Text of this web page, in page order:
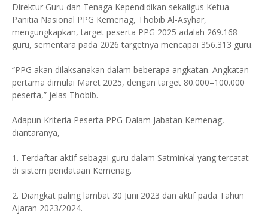
Direktur Guru dan Tenaga Kependidikan sekaligus Ketua
Panitia Nasional PPG Kemenag, Thobib Al-Asyhar,
mengungkapkan, target peserta PPG 2025 adalah 269.168
guru, sementara pada 2026 targetnya mencapai 356.313 guru.
“PPG akan dilaksanakan dalam beberapa angkatan. Angkatan
pertama dimulai Maret 2025, dengan target 80.000–100.000
peserta,” jelas Thobib.
Adapun Kriteria Peserta PPG Dalam Jabatan Kemenag,
diantaranya,
1. Terdaftar aktif sebagai guru dalam Satminkal yang tercatat
di sistem pendataan Kemenag.
2. Diangkat paling lambat 30 Juni 2023 dan aktif pada Tahun
Ajaran 2023/2024.